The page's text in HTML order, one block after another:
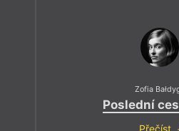
Zofia
Poslední